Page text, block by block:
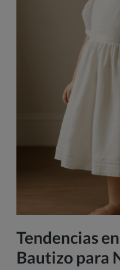
Tendencias
Bautizo para